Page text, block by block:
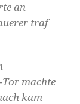
an
traf
machte
kam